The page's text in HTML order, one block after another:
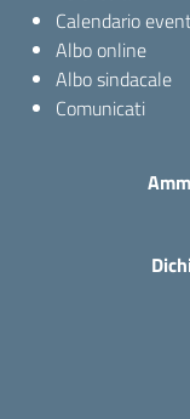
Calendario
Albo online
Albo sindacale
Comunicati